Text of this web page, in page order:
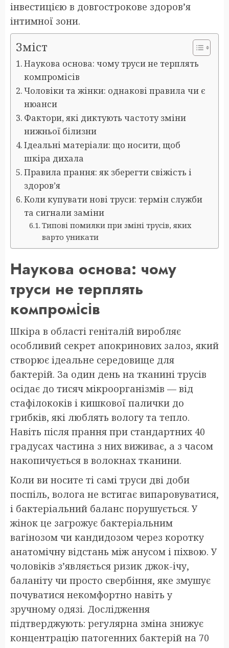
інвестицією в довгострокове здоров’я
інтимної зони.
Зміст
Наукова основа: чому труси не терплять
компромісів
Чоловіки та жінки: однакові правила чи є
нюанси
Фактори, які диктують частоту зміни
нижньої білизни
Ідеальні матеріали: що носити, щоб
шкіра дихала
Правила прання: як зберегти свіжість і
здоров’я
Коли купувати нові труси: термін служби
та сигнали заміни
Типові помилки при зміні трусів, яких
варто уникати
Наукова основа: чому
труси не терплять
компромісів
Шкіра в області геніталій виробляє
особливий секрет апокринових залоз, який
створює ідеальне середовище для
бактерій. За один день на тканині трусів
осідає до тисяч мікроорганізмів — від
стафілококів і кишкової палички до
грибків, які люблять вологу та тепло.
Навіть після прання при стандартних 40
градусах частина з них виживає, а з часом
накопичується в волокнах тканини.
Коли ви носите ті самі труси дві доби
поспіль, волога не встигає випаровуватися,
і бактеріальний баланс порушується. У
жінок це загрожує бактеріальним
вагінозом чи кандидозом через коротку
анатомічну відстань між анусом і піхвою. У
чоловіків з’являється ризик джок-ічу,
баланіту чи просто свербіння, яке змушує
почуватися некомфортно навіть у
зручному одязі. Дослідження
підтверджують: регулярна зміна знижує
концентрацію патогенних бактерій на 70